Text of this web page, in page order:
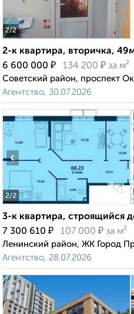
2/2
2-к квартира, вторичка,
6 600 000 ₽ 134 200 ₽ за м²
Советский район, проспект
Агентство, 30.07.2026
2/2
‹
3-к квартира, строящийся
7 300 610 ₽ 107 000 ₽ за м²
Ленинский район, ЖК Город
Агентство, 28.07.2026